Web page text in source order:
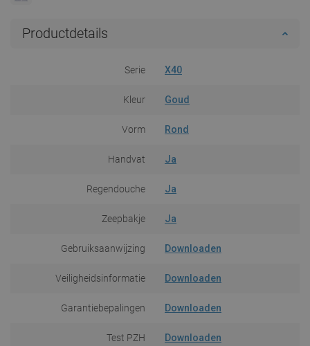
Productdetails
Serie X40
Kleur Goud
Vorm Rond
Handvat Ja
Regendouche Ja
Zeepbakje Ja
Gebruiksaanwijzing Downloaden
Veiligheidsinformatie Downloaden
Garantiebepalingen Downloaden
Test PZH Downloaden